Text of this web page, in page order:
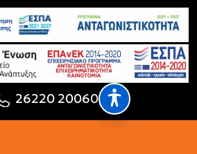
26220 20060